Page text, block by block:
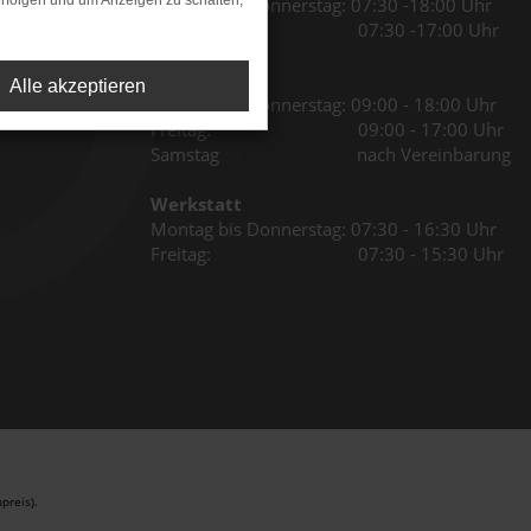
Montag bis Donnerstag: 07:30 -18:00 Uhr
Freitag: 07:30 -17:00 Uhr
Montag bis Donnerstag: 09:00 - 18:00 Uhr
Freitag: 09:00 - 17:00 Uhr
Samstag nach Vereinbarung
Werkstatt
Montag bis Donnerstag: 07:30 - 16:30 Uhr
Freitag: 07:30 - 15:30 Uhr
Alle akzeptieren